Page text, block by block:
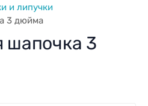
и липучки
3 дюйма
шапочка 3